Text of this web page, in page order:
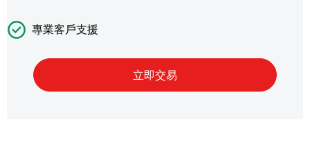
專業客戶支援